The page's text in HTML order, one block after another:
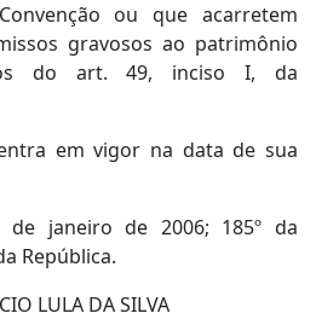
ou que acarretem
gravosos ao patrimônio
do art. 49, inciso I, da
em vigor na data de sua
de 2006; 185º da
República.
LULA DA SILVA